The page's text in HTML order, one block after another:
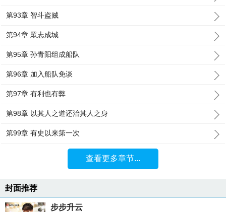
第93章 智斗盗贼
第94章 眾志成城
第95章 孙青阳组成船队
第96章 加入船队免谈
第97章 有利也有弊
第98章 以其人之道还治其人之身
第99章 有史以来第一次
查看更多章节...
封面推荐
步步升云